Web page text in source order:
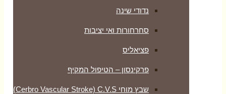
נדודי שינה
סחרחורות ואי יציבות
פציאליס
פרקינסון – הטיפול המקיף
שבץ מוחי Cerbro Vascular Stroke) C.V.S)